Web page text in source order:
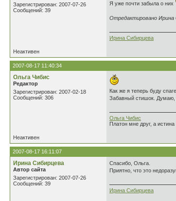
Зарегистрирован: 2007-07-26
Сообщений: 39
Я уже почти забыла о них
Отредактировано Ирина
Ирина Сибирцева
Неактивен
2007-08-17 11:40:34
Ольга Чибис
Редактор
Зарегистрирован: 2007-02-18
Сообщений: 306
Как же я теперь буду
Забавный стишок. Думаю,
Ольга Чибис
Платон мне друг, а истина
Неактивен
2007-08-17 16:11:07
Ирина Сибирцева
Автор сайта
Зарегистрирован: 2007-07-26
Сообщений: 39
Спасибо, Ольга.
Приятно, что это
Ирина Сибирцева